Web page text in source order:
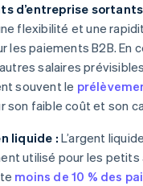
d’entreprise
flexibilité et une
les paiements B2B. En
salaires
souvent le
son faible coût et son
liquide : L’argent
utilisé pour les
moins de 10 % des